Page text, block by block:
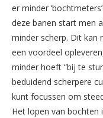
er minder
deze banen start men
minder scherp. Dit kan
een voordeel
minder hoeft “bij te
beduidend scherpere
kunt focussen om
Het lopen van bochten